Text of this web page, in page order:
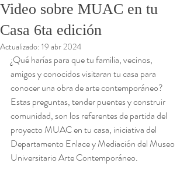
Video sobre MUAC en tu
Casa 6ta edición
Actualizado: 19 abr 2024
¿Qué harías para que tu familia, vecinos,
amigos y conocidos visitaran tu casa para
conocer una obra de arte contemporáneo?
Estas preguntas, tender puentes y construir
comunidad, son los referentes de partida del
proyecto MUAC en tu casa, iniciativa del
Departamento Enlace y Mediación del Museo
Universitario Arte Contemporáneo.